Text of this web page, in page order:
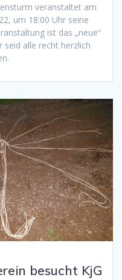
veranstaltet am
um 18:00 Uhr seine
ist das „neue“
seid alle recht herzlich
besucht KjG